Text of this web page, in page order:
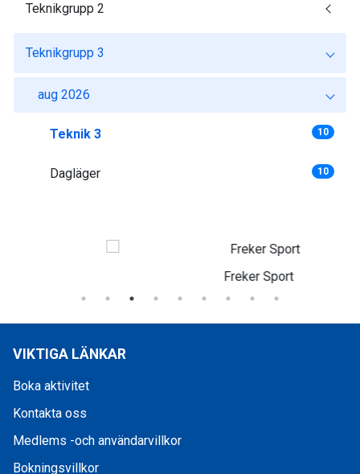
Teknikgrupp 2
Teknikgrupp 3
aug 2026
Teknik 3 10
Dagläger 10
VIKTIGA LÄNKAR
Boka aktivitet
Kontakta oss
Medlems -och användarvillkor
Bokningsvillkor